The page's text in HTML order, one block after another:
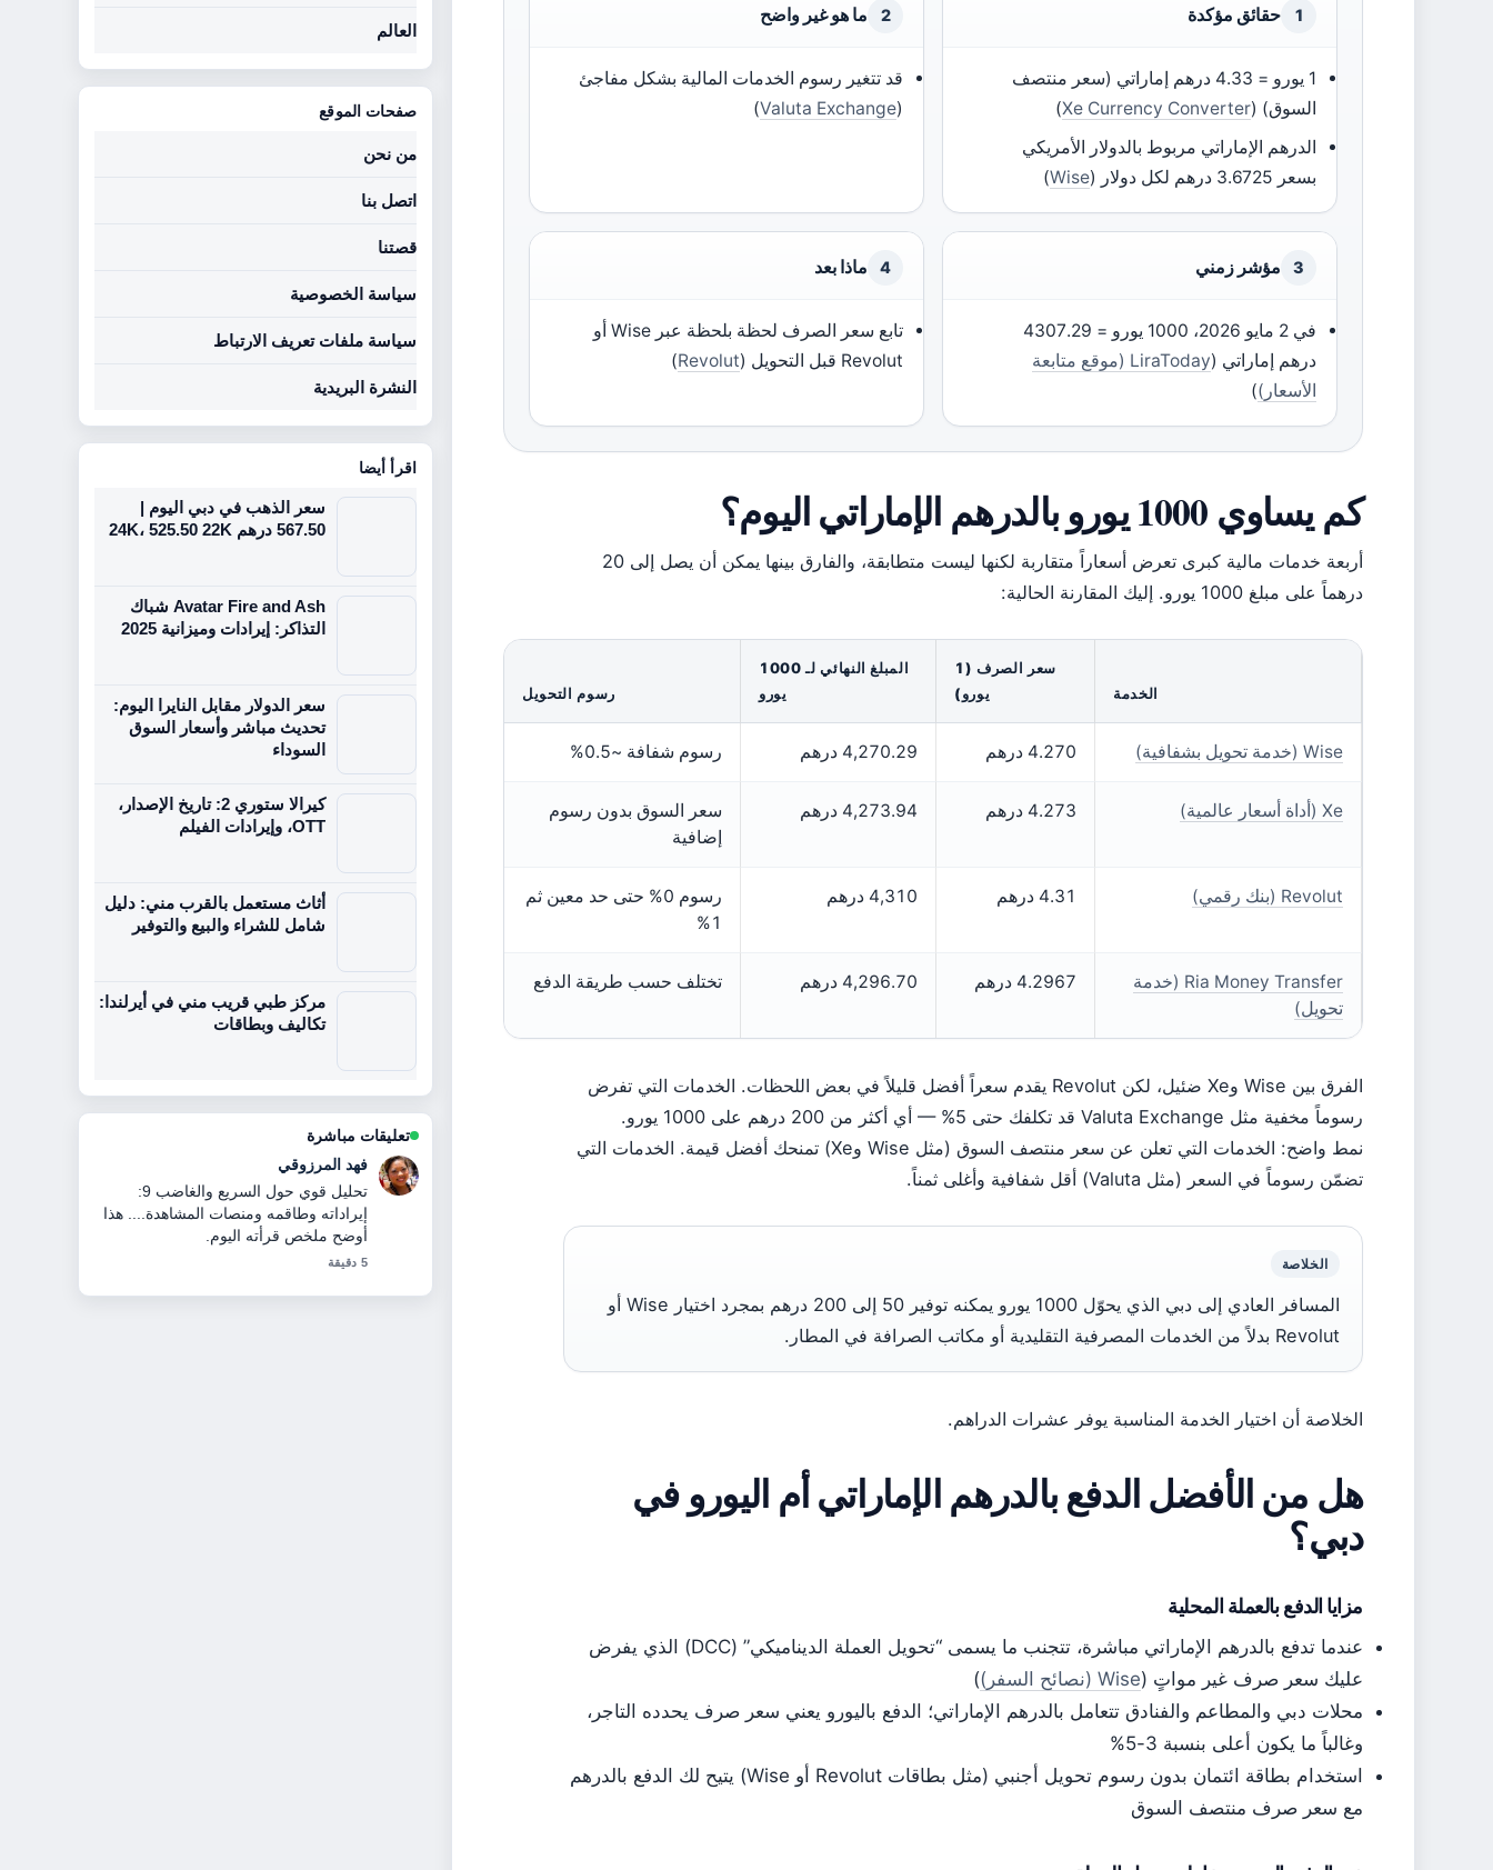
1 حقائق مؤكدة
1 يورو = 4.33 درهم إماراتي (سعر منتصف
السوق) (Xe Currency Converter
)
الدرهم الإماراتي مربوط بالدولار الأمريكي
بسعر 3.6725 درهم لكل دولار (
Wise
)
2 ما هو غير واضح
قد تتغير رسوم الخدمات المالية بشكل مفاجئ
(
Valuta Exchange
)
3 مؤشر زمني
في 2 مايو 2026، 1000 يورو = 4307.29
درهم إماراتي (
LiraToday (موقع متابعة
الأسعار))
4 ماذا بعد
تابع سعر الصرف لحظة بلحظة عبر Wise أو
Revolut قبل التحويل (
Revolut
)
كم يساوي 1000 يورو بالدرهم الإماراتي اليوم؟
أربعة خدمات مالية كبرى تعرض أسعاراً متقاربة لكنها ليست متطابقة، والفارق بينها يمكن أن يصل إلى 20
درهماً على مبلغ 1000 يورو. إليك المقارنة الحالية:
الخدمة
سعر الصرف (1
يورو)
المبلغ النهائي لـ 1000
يورو
رسوم التحويل
Wise (خدمة تحويل بشفافية) 4.270 درهم 4,270.29 درهم رسوم شفافة ~0.5%
Xe (أداة أسعار عالمية) 4.273 درهم 4,273.94 درهم
سعر السوق بدون رسوم
إضافية
Revolut (بنك رقمي) 4.31 درهم 4,310 درهم
رسوم 0% حتى حد معين ثم
1%
Ria Money Transfer (خدمة
تحويل)
4.2967 درهم 4,296.70 درهم تختلف حسب طريقة الدفع
الفرق بين Wise وXe ضئيل، لكن Revolut يقدم سعراً أفضل قليلاً في بعض اللحظات. الخدمات التي تفرض
رسوماً مخفية مثل Valuta Exchange قد تكلفك حتى 5% — أي أكثر من 200 درهم على 1000 يورو.
نمط واضح: الخدمات التي تعلن عن سعر منتصف السوق (مثل Wise وXe) تمنحك أفضل قيمة. الخدمات التي
تضمّن رسوماً في السعر (مثل Valuta) أقل شفافية وأغلى ثمناً.
الخلاصة
المسافر العادي إلى دبي الذي يحوّل 1000 يورو يمكنه توفير 50 إلى 200 درهم بمجرد اختيار Wise أو
Revolut بدلاً من الخدمات المصرفية التقليدية أو مكاتب الصرافة في المطار.
الخلاصة أن اختيار الخدمة المناسبة يوفر عشرات الدراهم.
هل من الأفضل الدفع بالدرهم الإماراتي أم اليورو في
دبي؟
مزايا الدفع بالعملة المحلية
عندما تدفع بالدرهم الإماراتي مباشرة، تتجنب ما يسمى “تحويل العملة الديناميكي” (DCC) الذي يفرض
عليك سعر صرف غير مواتٍ (Wise (نصائح السفر)
)
محلات دبي والمطاعم والفنادق تتعامل بالدرهم الإماراتي؛ الدفع باليورو يعني سعر صرف يحدده التاجر،
وغالباً ما يكون أعلى بنسبة 3-5%
استخدام بطاقة ائتمان بدون رسوم تحويل أجنبي (مثل بطاقات Revolut أو Wise) يتيح لك الدفع بالدرهم
مع سعر صرف منتصف السوق
العالم
صفحات الموقع
من نحن
اتصل بنا
قصتنا
سياسة الخصوصية
سياسة ملفات تعريف الارتباط
النشرة البريدية
اقرأ أيضا
سعر الذهب في دبي اليوم |
567.50 درهم 24K، 525.50 22K
Avatar Fire and Ash شباك
التذاكر: إيرادات وميزانية 2025
سعر الدولار مقابل النايرا اليوم:
تحديث مباشر وأسعار السوق
السوداء
كيرالا ستوري 2: تاريخ الإصدار،
OTT، وإيرادات الفيلم
أثاث مستعمل بالقرب مني: دليل
شامل للشراء والبيع والتوفير
مركز طبي قريب مني في أيرلندا:
تكاليف وبطاقات
تعليقات مباشرة
حمد السويدي
أتابع محمية الزوراء الطبيعية في عجمان:
دليل الزيارة عن قرب، وأقدر الطرح
المتوازن هنا.
7 دقيقة